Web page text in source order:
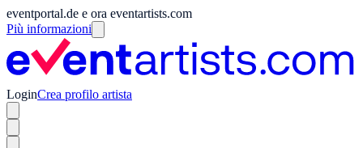
eventportal.de e ora eventartists.com
Più informazioni
LoginCrea profilo artista